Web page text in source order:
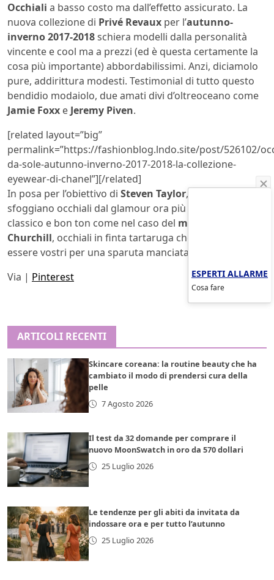
Occhiali a basso costo ma dall’effetto assicurato. La
nuova collezione di Privé Revaux per l’autunno-
inverno 2017-2018schiera modelli dalla personalità
vincente e cool ma a prezzi (ed è questa certamente la
cosa più importante) abbordabilissimi. Anzi, diciamolo
pure, addirittura modesti. Testimonial di tutto questo
bendidio modaiolo, due amati divi d’oltreoceano come
Jamie Foxx e Jeremy Piven.
[related layout=”big”
permalink=”https://fashionblog.lndo.site/post/526102/
da-sole-autunno-inverno-2017-2018-la-collezione-
eyewear-di-chanel”][/related]
In posa per l’obiettivo di Steven Taylor, i due attori
sfoggiano occhiali dal glamour ora più incisivo, ora più
classico e bon ton come nel caso del modello
Churchill, occhiali in finta tartaruga che potranno
essere vostri per una sparuta manciata di euro.
Via | Pinterest
ARTICOLI RECENTI
Skincare coreana: la routine beauty che ha
cambiato il modo di prendersi cura della
pelle
7 Agosto 2026
Il test da 32 domande per comprare il
nuovo MoonSwatch in oro da 570 dollari
25 Luglio 2026
Le tendenze per gli abiti da invitata da
indossare ora e per tutto l’autunno
25 Luglio 2026
ESPERTI ALLARME
Cosa fare